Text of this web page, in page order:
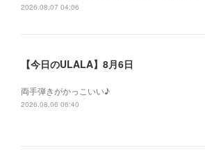
2026.08.07 04:06
【今日のULALA】8月6日
両手弾きがかっこいい♪
2026.08.06 06:40